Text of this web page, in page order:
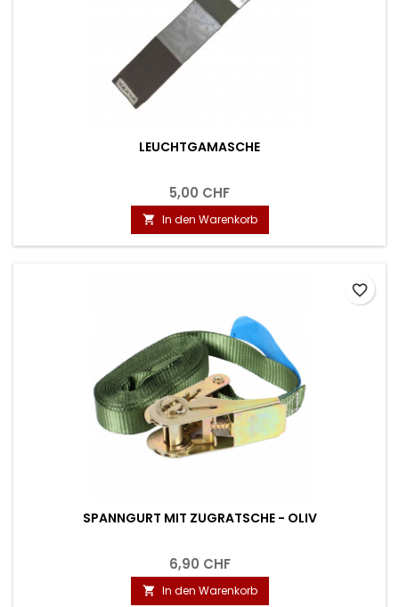
LEUCHTGAMASCHE
5,00 CHF
 In den Warenkorb
SPANNGURT MIT ZUGRATSCHE - OLIV
6,90 CHF
 In den Warenkorb
favorite_border